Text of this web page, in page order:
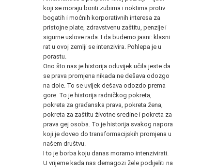
koji se moraju boriti zubima i noktima protiv
bogatih i moćnih korporativnih interesa za
pristojne plate, zdravstvenu zaštitu, penzije i
sigurne uslove rada. I da budemo jasni: klasni
rat u ovoj zemlji se intenzivira. Pohlepa je u
porastu.
Ono što nas je historija oduvijek učila jeste da
se prava promjena nikada ne dešava odozgo
na dole. To se uvijek dešava odozdo prema
gore. To je historija radničkog pokreta,
pokreta za građanska prava, pokreta žena,
pokreta za zaštitu životne sredine i pokreta za
prava gej osoba. To je historija svakog napora
koji je doveo do transformacijskih promjena u
našem društvu.
I to je borba koju danas moramo intenzivirati.
U vrijeme kada nas demagozi žele podijeliti na